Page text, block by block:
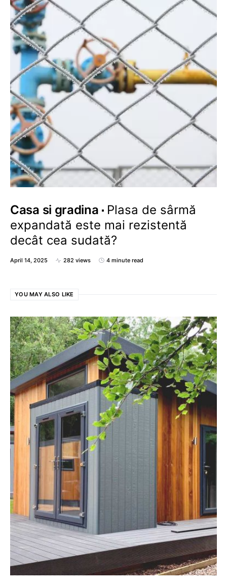
Casa si gradina
Plasa de sârmă
expandată este mai rezistentă
decât cea sudată?
April 14, 2025 282 views 4 minute read
YOU MAY ALSO LIKE